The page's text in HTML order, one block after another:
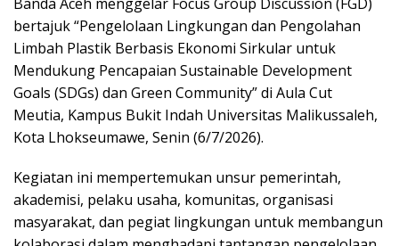
bertajuk “Pengelolaan Lingkungan dan Pengolahan
Limbah Plastik Berbasis Ekonomi Sirkular untuk
Mendukung Pencapaian Sustainable Development
Goals (SDGs) dan Green Community” di Aula Cut
Meutia, Kampus Bukit Indah Universitas Malikussaleh,
Kota Lhokseumawe, Senin (6/7/2026).
Kegiatan ini mempertemukan unsur pemerintah,
akademisi, pelaku usaha, komunitas, organisasi
masyarakat, dan pegiat lingkungan untuk membangun